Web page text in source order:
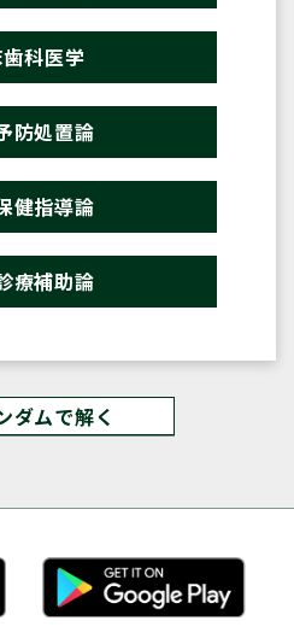
科医学
防処置論
健指導論
療補助論
ダムで解く